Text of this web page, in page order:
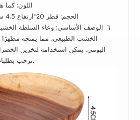
4. اللون:
5. الحجم: قطر 20*ارتفاع 4.5 سم، أو حسب الطلب
٦. الوصف الأساسي: وعاء السلطة
الخشب الطبيعي، مما يمنحه مظهرًا
اليومي. يمكن استخدامه لتخزين
نرحب بطلبات الشعارات المخصصة.